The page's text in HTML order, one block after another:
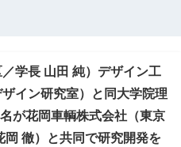
学長 山田 純）デザイン工
イン研究室）と同大学院理
が花岡車輌株式会社（東京
徹）と共同で研究開発を